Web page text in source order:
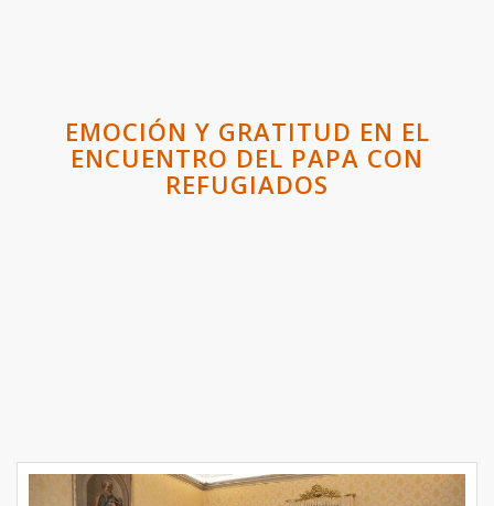
EMOCIÓN Y GRATITUD EN EL
ENCUENTRO DEL PAPA CON
REFUGIADOS